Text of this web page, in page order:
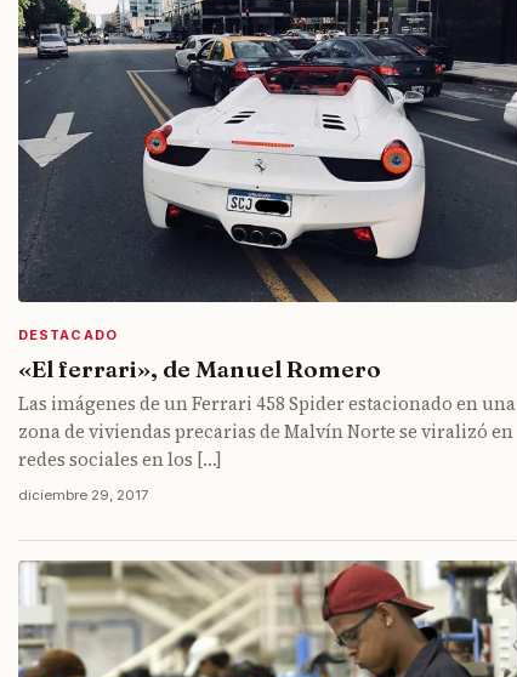
DESTACADO
«El ferrari», de Manuel Romero
Las imágenes de un Ferrari 458 Spider estacionado en una
zona de viviendas precarias de Malvín Norte se viralizó en
redes sociales en los […]
diciembre 29, 2017